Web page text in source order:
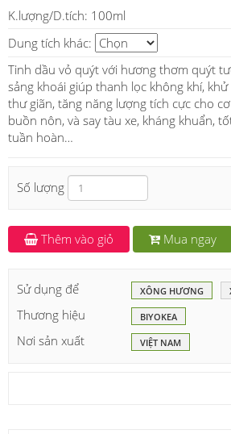
K.lượng/D.tích: 100ml
Dung tích khác:
Tinh dầu vỏ quýt với hương thơm quýt
sảng khoái giúp thanh lọc không khí,
thư giãn, tăng năng lượng tích cực cho
buồn nôn, và say tàu xe, kháng khuẩn,
tuần hoàn…
Số lượng
Thêm vào giỏ Mua ngay
Sử dụng để XÔNG HƯƠNG
Thương hiệu BIYOKEA
Nơi sản xuất VIỆT NAM